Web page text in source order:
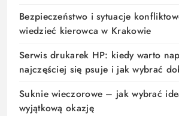
Bezpieczeństwo i sytuacje
wiedzieć kierowca w Krakowie
Serwis drukarek HP: kiedy warto
najczęściej się psuje i jak wybrać
Suknie wieczorowe – jak wybrać
wyjątkową okazję